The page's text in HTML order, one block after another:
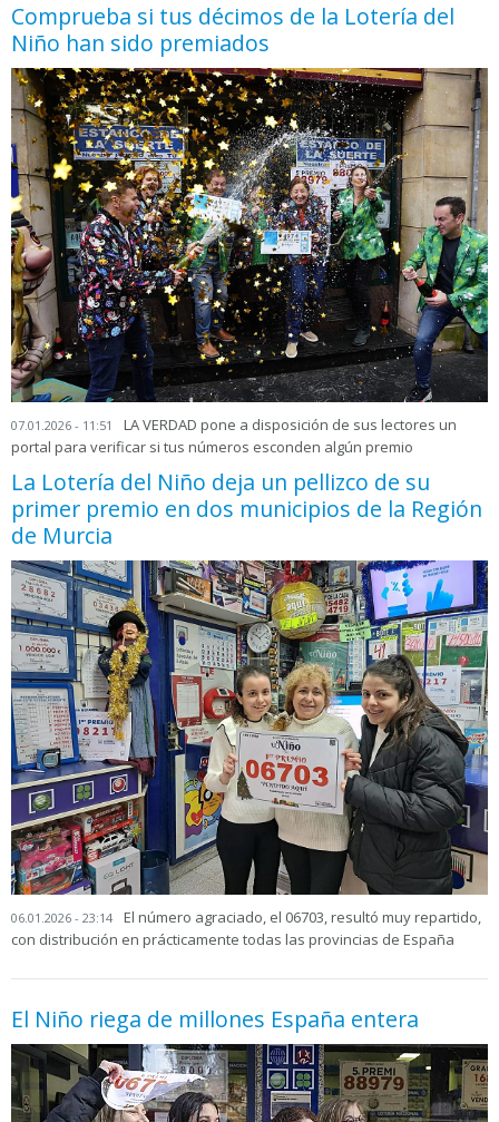
Comprueba si tus décimos de la Lotería del
Niño han sido premiados
07.01.2026 - 11:51
LA VERDAD pone a disposición de sus lectores un
portal para verificar si tus números esconden algún premio
La Lotería del Niño deja un pellizco de su
primer premio en dos municipios de la Región
de Murcia
06.01.2026 - 23:14
El número agraciado, el 06703, resultó muy repartido,
con distribución en prácticamente todas las provincias de España
El Niño riega de millones España entera